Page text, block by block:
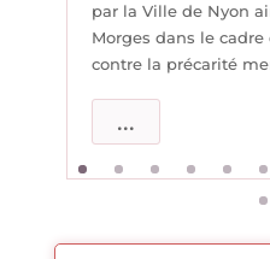
par la Ville de Nyon
Morges dans le
contre la précarité
...